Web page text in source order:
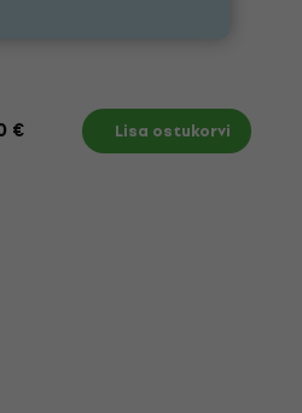
€ Lisa ostukorvi